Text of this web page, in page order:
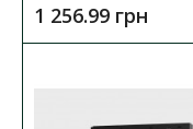
1 256.99 грн